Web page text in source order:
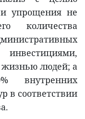
упрощения не
количества
жизнью людей; а
внутренних
в соответствии